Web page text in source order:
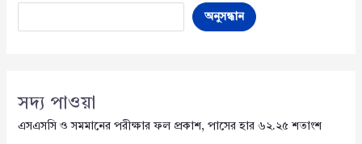
অনুসন্ধান
সদ্য পাওয়া
এসএসসি ও সমমানের পরীক্ষার ফল প্রকাশ, পাসের হার ৬২.২৫ শতাংশ